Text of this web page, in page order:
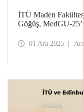
İTÜ Maden
Göğüş, MedGU-
Maden Bilimleri
01 Ara 2025